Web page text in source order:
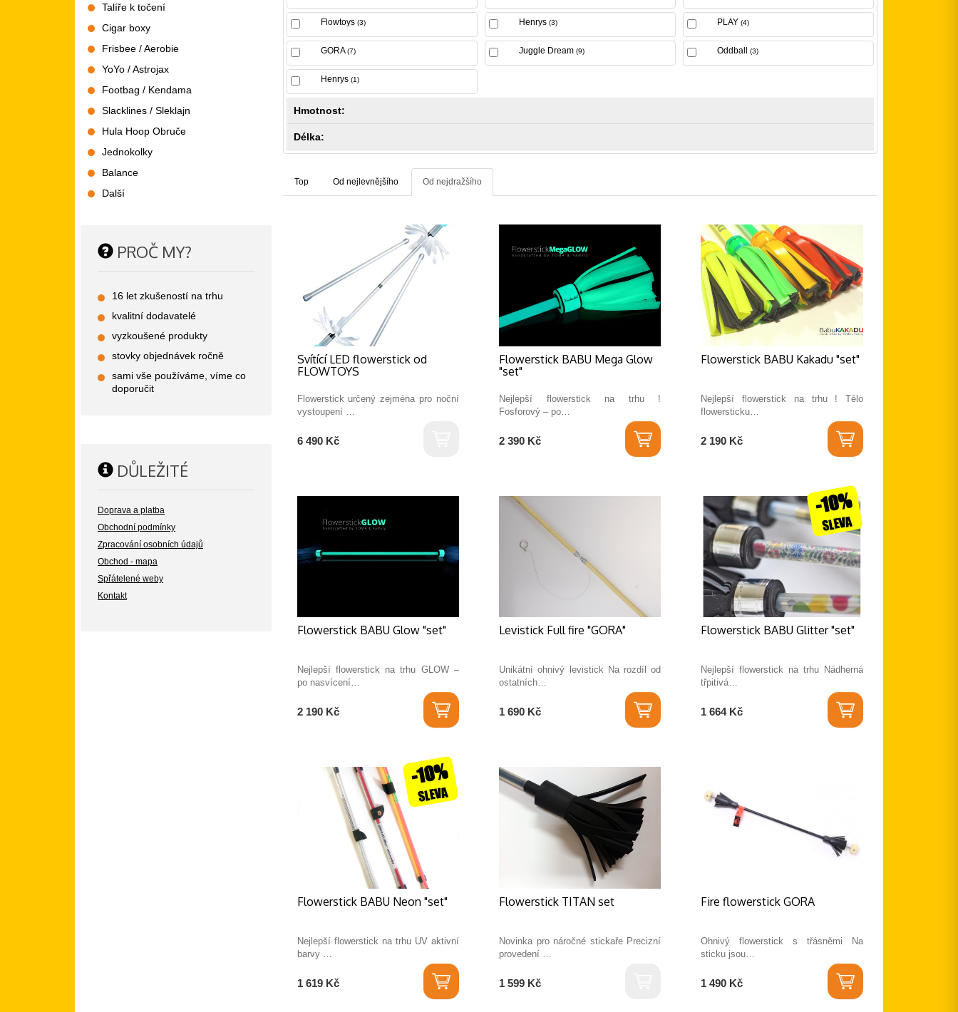
Flowtoys (3) Henrys(3) PLAY(4)
GORA(7) Juggle Dream(9) Oddball(3)
Henrys (1)
Hmotnost:
Délka:
Top Od nejlevnějšího Od nejdražšího
Svítící LED flowerstick od
FLOWTOYS
Flowerstick určený zejména pro noční
vystoupení …
6 490 Kč
Flowerstick BABU Mega Glow
"set"
Nejlepší flowerstick na trhu !
Fosforový – po…
2 390 Kč
Flowerstick BABU Kakadu "set"
Nejlepší flowerstick na trhu ! Tělo
flowersticku…
2 190 Kč
Flowerstick BABU Glow "set"
Nejlepší flowerstick na trhu GLOW –
po nasvícení…
2 190 Kč
Levistick Full fire "GORA"
Unikátní ohnivý levistick Na rozdíl od
ostatních…
1 690 Kč
Flowerstick BABU Glitter "set"
Nejlepší flowerstick na trhu Nádherná
třpitivá…
1 664 Kč
-10%
SLEVA
Flowerstick BABU Neon "set"
Nejlepší flowerstick na trhu UV aktivní
barvy …
1 619 Kč
-10%
SLEVA
Flowerstick TITAN set
Novinka pro náročné stickaře Precizní
provedení …
1 599 Kč
Fire flowerstick GORA
Ohnivý flowerstick s třásněmi Na
sticku jsou…
1 490 Kč
Talíře k točení
Cigar boxy
Frisbee / Aerobie
YoYo / Astrojax
Footbag / Kendama
Slacklines / Sleklajn
Hula Hoop Obruče
Jednokolky
Balance
Další
PROČ MY?
16 let zkušeností na trhu
kvalitní dodavatelé
vyzkoušené produkty
stovky objednávek ročně
sami vše používáme, víme co
doporučit
DŮLEŽITÉ
Doprava a platba
Obchodní podmínky
Zpracování osobních údajů
Obchod - mapa
Spřátelené weby
Kontakt